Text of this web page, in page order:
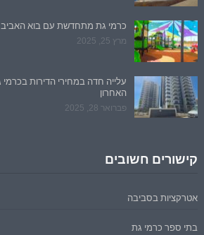
כרמי גת מתחדשת עם בוא האביב
מרץ 25, 2025
האחרון
פברואר 28, 2025
קישורים חשובים
אטרקציות בסביבה
בתי ספר כרמי גת